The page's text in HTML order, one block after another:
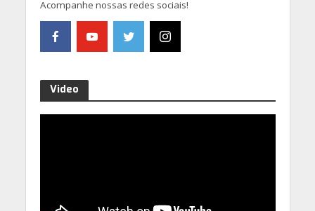
Acompanhe nossas redes sociais!
Video